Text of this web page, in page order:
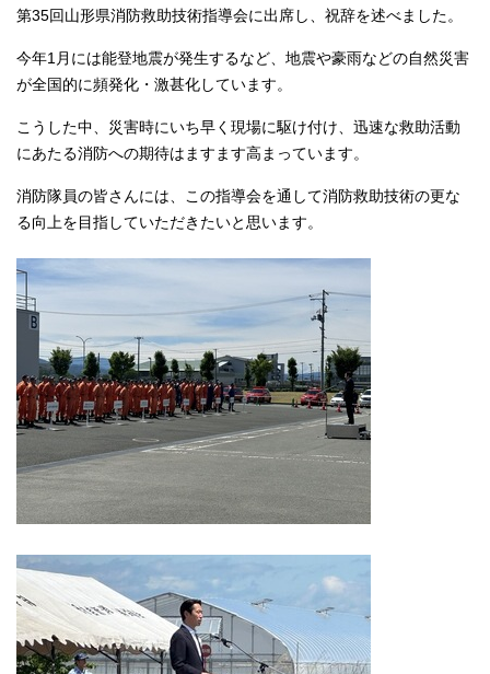
第35回山形県消防救助技術指導会に出席し、祝辞を述べました。
今年1月には能登地震が発生するなど、地震や豪雨などの自然災害
が全国的に頻発化・激甚化しています。
こうした中、災害時にいち早く現場に駆け付け、迅速な救助活動
にあたる消防への期待はますます高まっています。
消防隊員の皆さんには、この指導会を通して消防救助技術の更な
る向上を目指していただきたいと思います。